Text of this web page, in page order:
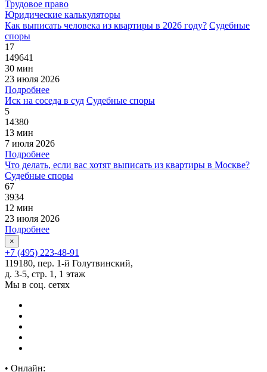
Трудовое право
Юридические калькуляторы
Как выписать человека из квартиры в 2026 году? Судебные
споры
17
149641
30 мин
23 июля 2026
Подробнее
Иск на соседа в суд Судебные споры
5
14380
13 мин
7 июля 2026
Подробнее
Что делать, если вас хотят выписать из квартиры в Москве?
Судебные споры
67
3934
12 мин
23 июля 2026
Подробнее
×
+7 (495) 223-48-91
119180, пер. 1-й Голутвинский,
д. 3-5, стр. 1, 1 этаж
Мы в соц. сетях
• Онлайн: